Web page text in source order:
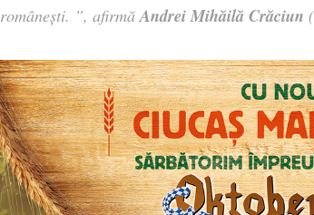
românești. ”, afirmă Andrei Mihăilă Crăciun